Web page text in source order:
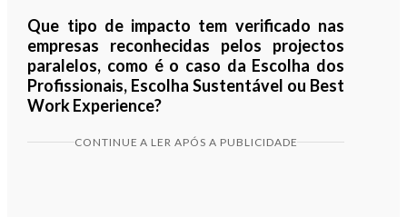
Que tipo de impacto tem verificado nas
empresas reconhecidas pelos projectos
paralelos, como é o caso da Escolha dos
Profissionais, Escolha Sustentável ou Best
Work Experience?
CONTINUE A LER APÓS A PUBLICIDADE